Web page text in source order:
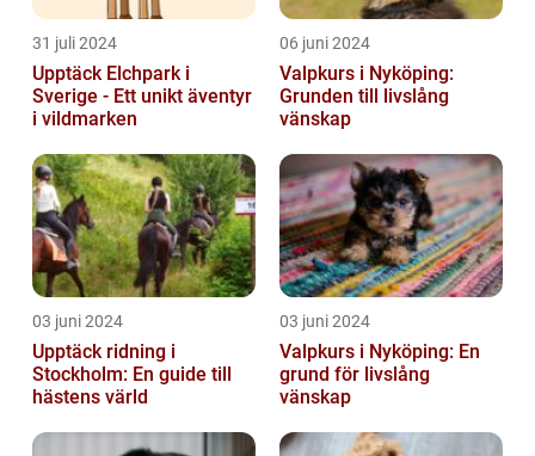
31 juli 2024
Upptäck Elchpark i
Sverige - Ett unikt äventyr
i vildmarken
06 juni 2024
Valpkurs i Nyköping:
Grunden till livslång
vänskap
03 juni 2024
Upptäck ridning i
Stockholm: En guide till
hästens värld
03 juni 2024
Valpkurs i Nyköping: En
grund för livslång
vänskap